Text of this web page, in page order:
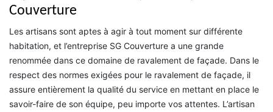
Couverture
Les artisans sont aptes à agir à tout moment sur différente
habitation, et l’entreprise SG Couverture a une grande
renommée dans ce domaine de ravalement de façade. Dans le
respect des normes exigées pour le ravalement de façade, il
assure entièrement la qualité du service en mettant en place le
savoir-faire de son équipe, peu importe vos attentes. L’artisan